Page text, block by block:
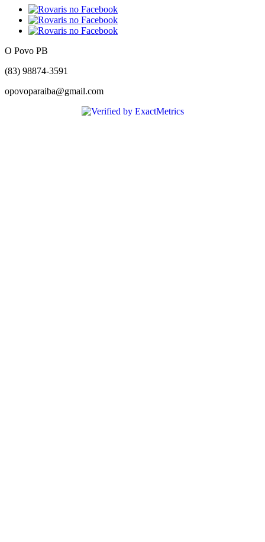
O Povo PB
(83) 98874-3591
opovoparaiba@gmail.com